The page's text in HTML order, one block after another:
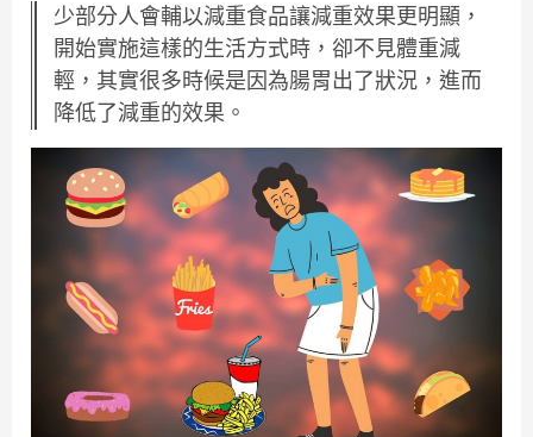
少部分人會輔以減重食品讓減重效果更明顯，
開始實施這樣的生活方式時，卻不見體重減
輕，其實很多時候是因為腸胃出了狀況，進而
降低了減重的效果。